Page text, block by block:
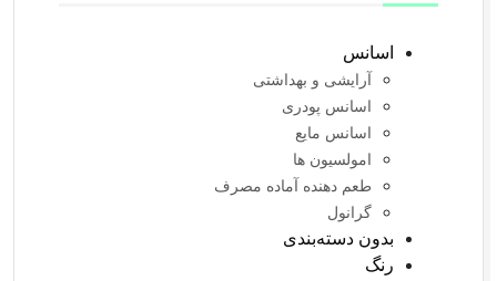
اسانس
آرایشی و بهداشتی
اسانس پودری
اسانس مایع
امولسیون ها
طعم دهنده آماده مصرف
گرانول
بدون دسته‌بندی
رنگ